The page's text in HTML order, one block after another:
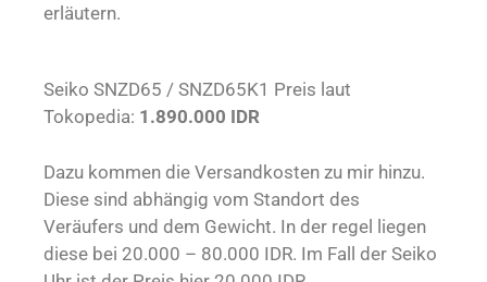
erläutern.
Seiko SNZD65 / SNZD65K1 Preis laut
Tokopedia: 1.890.000 IDR
Dazu kommen die Versandkosten zu mir hinzu.
Diese sind abhängig vom Standort des
Veräufers und dem Gewicht. In der regel liegen
diese bei 20.000 – 80.000 IDR. Im Fall der Seiko